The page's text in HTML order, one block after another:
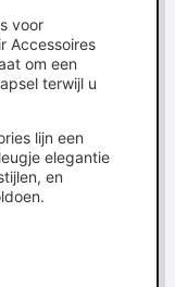
voor
Accessoires
om een
terwijl u
lijn een
elegantie
en